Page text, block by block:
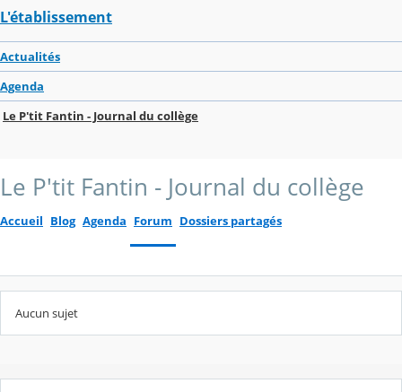
L'établissement
Actualités
Agenda
Le P'tit Fantin - Journal du collège
Le P'tit Fantin - Journal du collège
Accueil Blog Agenda Forum Dossiers partagés
Aucun sujet